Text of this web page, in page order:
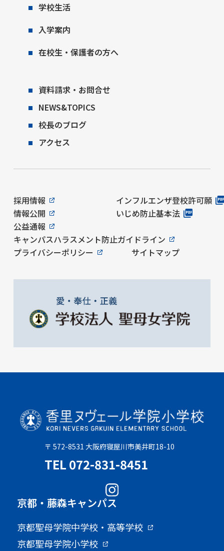
学校生活
入学案内
在校生・保護者の方へ
資料請求・お問合せ
NEWS&TOPICS
校長のブログ
アクセス
採用情報
インフルエンザ登校許可願
情報公開
いじめ防止基本法
公益通報
キャンパスハラスメント防止ガイドライン
プライバシーポリシー
サイトマップ
〒 572-8531 大阪府寝屋川市美井町18-10
TEL 072-831-8451
京都・藤森キャンパス
京都聖母学院中学校・高等学校
京都聖母学院小学校